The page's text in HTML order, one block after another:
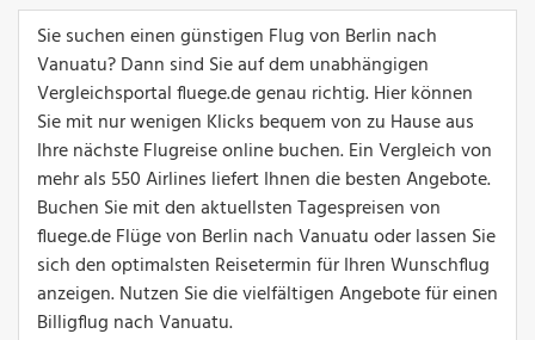
Sie suchen einen günstigen Flug von Berlin nach
Vanuatu? Dann sind Sie auf dem unabhängigen
Vergleichsportal fluege.de genau richtig. Hier können
Sie mit nur wenigen Klicks bequem von zu Hause aus
Ihre nächste Flugreise online buchen. Ein Vergleich von
mehr als 550 Airlines liefert Ihnen die besten Angebote.
Buchen Sie mit den aktuellsten Tagespreisen von
fluege.de Flüge von Berlin nach Vanuatu oder lassen Sie
sich den optimalsten Reisetermin für Ihren Wunschflug
anzeigen. Nutzen Sie die vielfältigen Angebote für einen
Billigflug nach Vanuatu.